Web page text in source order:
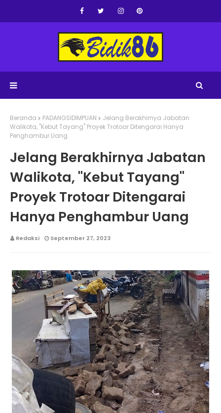
Beranda PADANGSIDIMPUAN
Jelang Berakhirnya Jabatan
Walikota, "Kebut Tayang" Proyek Trotoar Ditengarai Hanya
Penghambur Uang
Jelang Berakhirnya Jabatan
Walikota, "Kebut Tayang"
Proyek Trotoar Ditengarai
Hanya Penghambur Uang
Redaksi September 27, 2023